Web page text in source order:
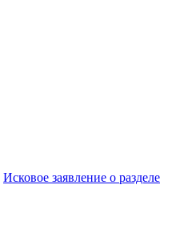
Исковое заявление о разделе